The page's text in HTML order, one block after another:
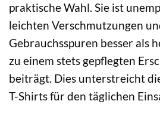
praktische Wahl. Sie ist
leichten Verschmutzungen
Gebrauchsspuren besser als
zu einem stets gepflegten
beiträgt. Dies unterstreicht
T-Shirts für den täglichen